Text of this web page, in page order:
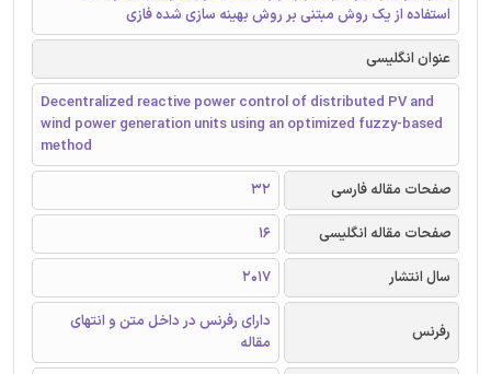
استفاده از یک روش مبتنی بر روش بهینه سازی شده فازی
عنوان انگلیسی
Decentralized reactive power control of distributed PV and
wind power generation units using an optimized fuzzy-based
method
صفحات مقاله فارسی
32
صفحات مقاله انگلیسی
16
سال انتشار
2017
رفرنس
دارای رفرنس در داخل متن و انتهای
مقاله